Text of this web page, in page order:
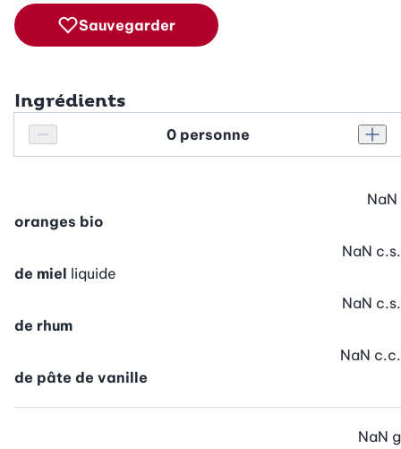
Sauvegarder
Ingrédients
Réduire le nombre de personnes
Personnes
oranges bio
NaN
de miel liquide
NaN c.s.
de rhum
NaN c.s.
de pâte de vanille
NaN c.c.
NaN g